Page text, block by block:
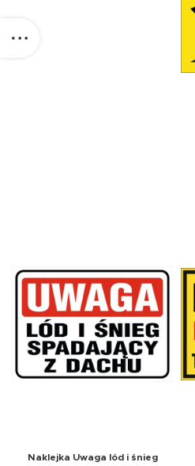
Naklejka Uwaga lód i śnieg